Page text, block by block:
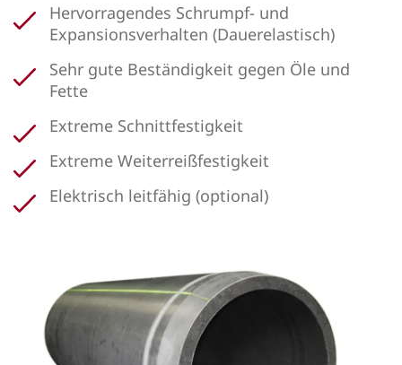
Hervorragendes Schrumpf- und
Expansionsverhalten (Dauerelastisch)
Sehr gute Beständigkeit gegen Öle und
Fette
Extreme Schnittfestigkeit
Extreme Weiterreißfestigkeit
Elektrisch leitfähig (optional)